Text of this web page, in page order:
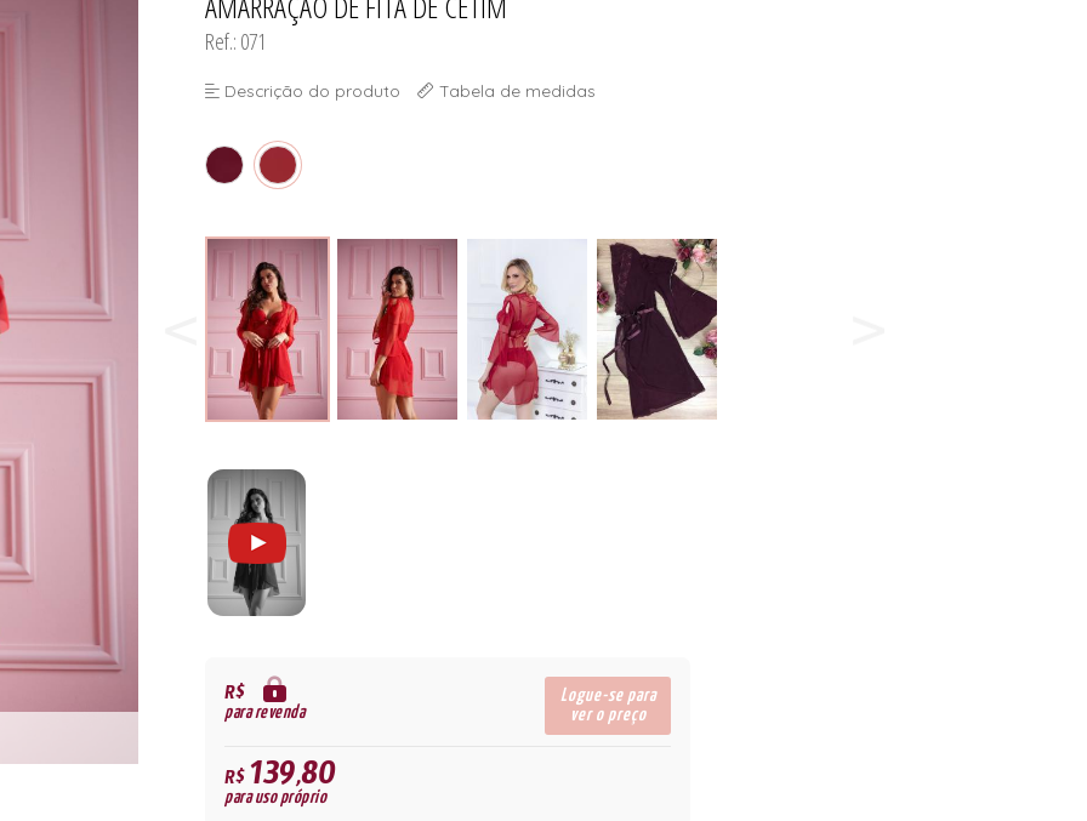
Ref.: 071
Descrição do produto Tabela de medidas
R$
para revenda
Logue-se para
ver o preço
R$139,80
para uso próprio